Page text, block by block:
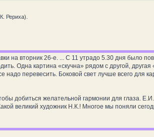
Рериха).
на вторник 26-е. ... С 11 утрадо 5.30 дня было
Одна картина «скучна» рядом с другой,
перевесить. Боковой свет лучше всего для
добиться желательной гармонии для глаза.
великий художник Н.К.! Многое мы поняли